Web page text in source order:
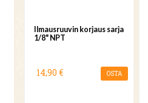
Ilmausruuvin korjaus sarja
1/8" NPT
14,90 € OSTA